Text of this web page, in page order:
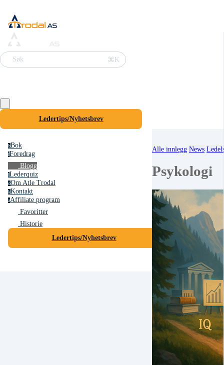
Søk ⌘K
Ledertips/Nyhetsbrev
bBok
fForedrag
Blogg
lLederquiz
oOm Atle Trodal
kKontakt
aAffiliate program
Favoritter
Historie
Ledertips/Nyhetsbrev
Alle innlegg News
Psykologi